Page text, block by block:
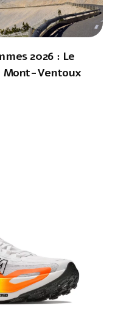
2026 : Le
Mont-Ventoux